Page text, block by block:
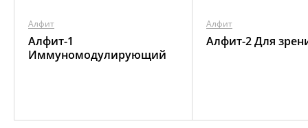
Алфит
Алфит-1
Иммуномодулирующий
Алфит
Алфит-2 Для